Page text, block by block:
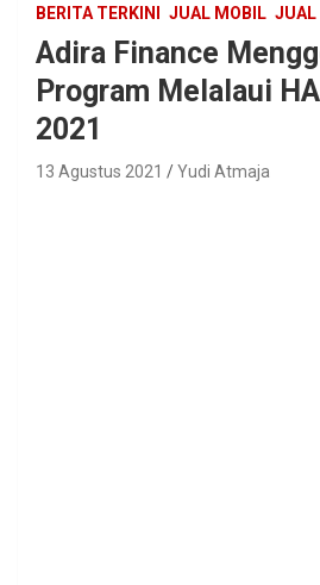
BERITA TERKINI JUAL MOBIL JUAL
Adira Finance
Program Melalaui
2021
13 Agustus 2021 Yudi Atmaja